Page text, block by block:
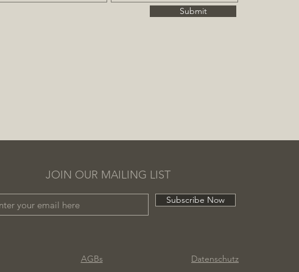
Submit
JOIN OUR MAILING LIST
Subscribe Now
AGBs
Datenschutz